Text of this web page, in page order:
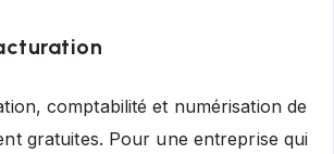
comptabilité et numérisation de
gratuites. Pour une entreprise qui